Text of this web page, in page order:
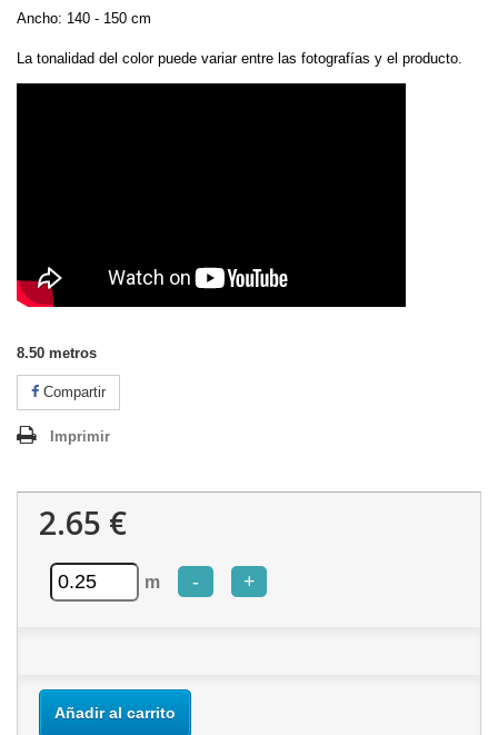
Ancho: 140 - 150 cm
La tonalidad del color puede variar entre las fotografías y el producto.
8.50 metros
Compartir
Imprimir
2.65 €
m - +
Añadir al carrito